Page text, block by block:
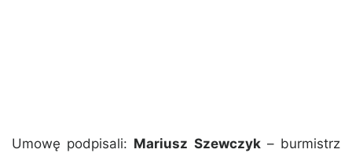
Umowę podpisali: Mariusz Szewczyk– burmistrz